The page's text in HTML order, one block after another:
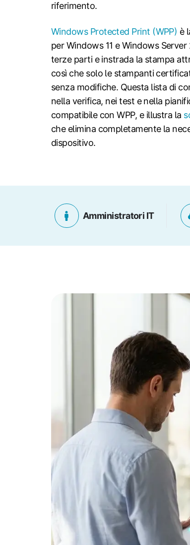
riferimento.
Windows Protected Print (WPP) è
per Windows 11 e Windows
terze parti e instrada la stampa
così che solo le stampanti
senza modifiche. Questa lista di
nella verifica, nei test e nella
compatibile con WPP, e illustra la
che elimina completamente la
dispositivo.
Amministratori IT